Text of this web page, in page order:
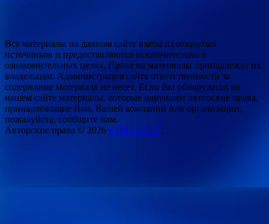
Все материалы на данном сайте взяты из открытых
источников и предоставляются исключительно в
ознакомительных целях. Права на материалы принадлежат их
владельцам. Администрация сайта ответственности за
содержание материала не несет. Если Вы обнаружили на
нашем сайте материалы, которые нарушают авторские права,
принадлежащие Вам, Вашей компании или организации,
пожалуйста, сообщите нам.
Авторские права © 2026 KINO-KULT.